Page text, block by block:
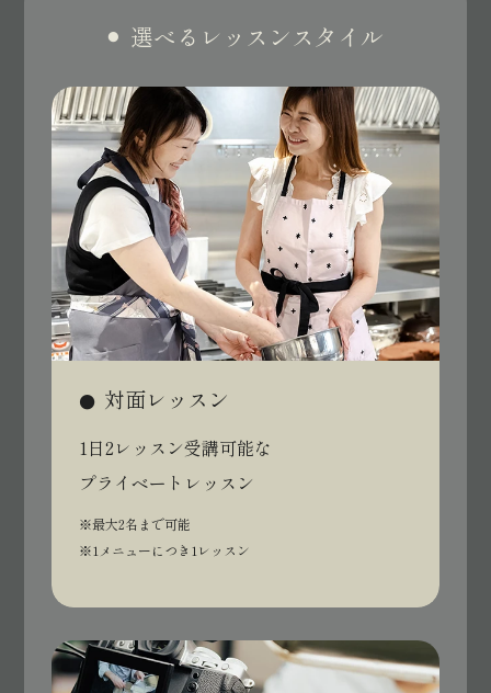
選べるレッスンスタイル
対面レッスン
1日2レッスン受講可能な
プライベートレッスン
※最大2名まで可能
※1メニューにつき1レッスン